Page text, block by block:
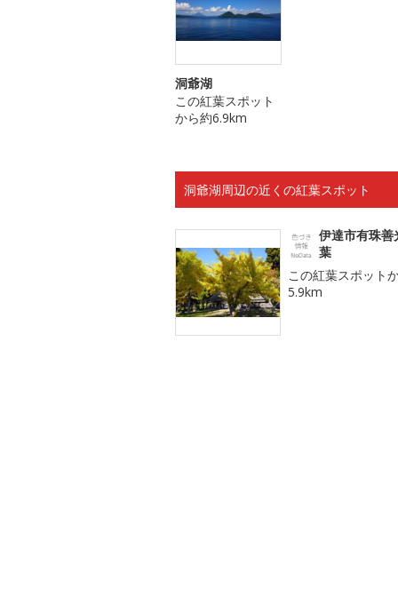
洞爺湖
この紅葉スポット
から約6.9km
洞爺湖周辺の近くの紅葉スポット
伊達市有珠善
葉
この紅葉スポット
5.9km